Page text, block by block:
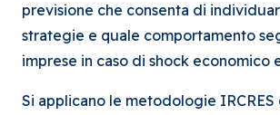
previsione che consenta di
strategie e quale comportamento
imprese in caso di shock economico
Si applicano le metodologie IRCRES